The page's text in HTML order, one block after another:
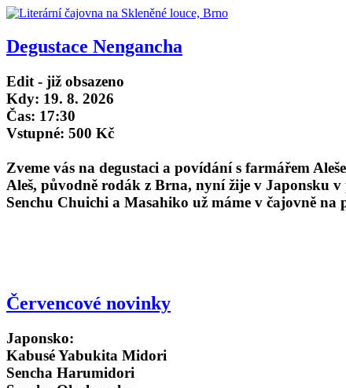
Degustace Nengancha
Edit - již obsazeno
Kdy: 19. 8. 2026
Čas: 17:30
Vstupné: 500 Kč
Zveme vás na degustaci a povídání s farmářem
Aleš, původně rodák z Brna, nyní žije v Japonsku
Senchu Chuichi a Masahiko už máme v čajovně na
Červencové novinky
Japonsko:
Kabusé Yabukita Midori
Sencha Harumidori